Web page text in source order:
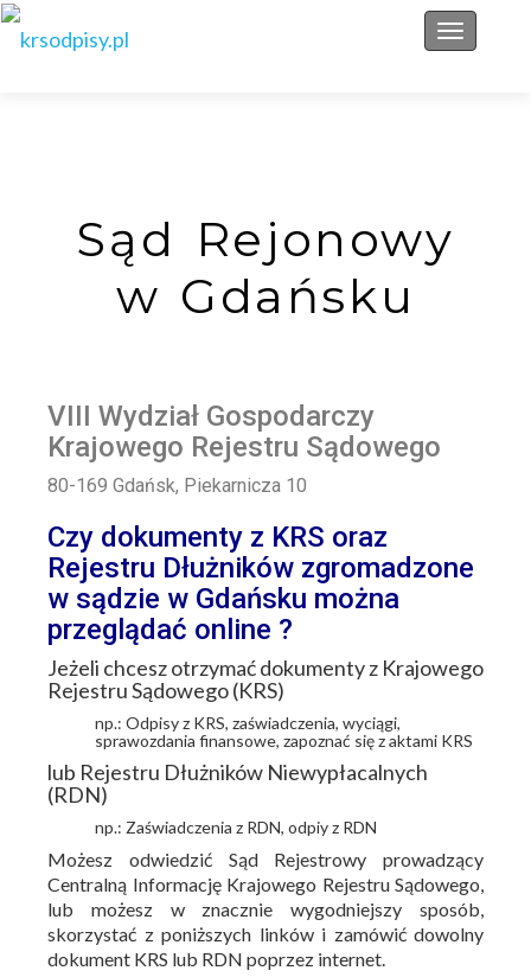
Przełącz
Sąd Rejonowy
w Gdańsku
VIII Wydział Gospodarczy
Krajowego Rejestru Sądowego
80-169 Gdańsk, Piekarnicza 10
Czy dokumenty z KRS oraz
Rejestru Dłużników zgromadzone
w sądzie w Gdańsku można
przeglądać online ?
Jeżeli chcesz otrzymać dokumenty z Krajowego
Rejestru Sądowego (KRS)
np.: Odpisy z KRS, zaświadczenia, wyciągi,
sprawozdania finansowe, zapoznać się z aktami KRS
lub Rejestru Dłużników Niewypłacalnych
(RDN)
np.: Zaświadczenia z RDN, odpiy z RDN
Możesz odwiedzić Sąd Rejestrowy prowadzący
Centralną Informację Krajowego Rejestru Sądowego,
lub możesz w znacznie wygodniejszy sposób,
skorzystać z poniższych linków i zamówić dowolny
dokument KRS lub RDN poprzez internet.